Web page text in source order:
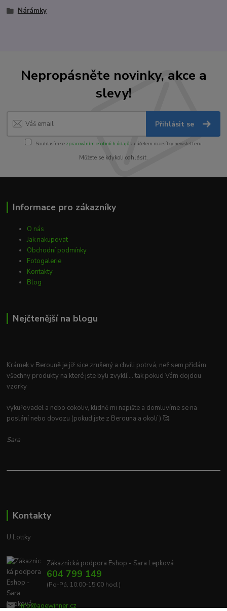
Nárámky
Nepropásněte novinky, akce a
slevy!
Přihlásit se
Souhlasím se zpracováním osobních údajůza účelem rozesílky newsletteru.
Můžete se kdykoli odhlásit.
Informace pro zákazníky
O nás
Jak nakupovat
Obchodní podmínky
Fotogalerie
Kontakty
Blog
Nejčtenější na blogu
Krámek v Berouně je již sice zrušený a chvíli potrvá, než sem přidám
všechny produkty na které jste byli zvyklí.... tak pokud Vám dojdou
vzorky
vykuřovadel a nebo cokoliv, klidně mi napište a domluvíme se na
poslání nebo dovozu (pokud jste z Berouna a okolí ) 🥰
Sara
Kontakty
U Lottky
Zákaznická podpora Eshop - Sara Lepková
604 799 149
(Po-Pá, 10:00-15:00 hod.)
info@agewinner.cz